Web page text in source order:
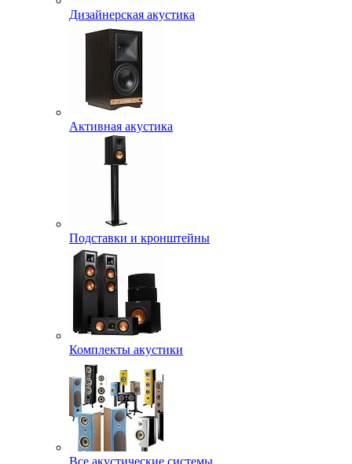
Дизайнерская акустика
Активная акустика
Подставки и кронштейны
Комплекты акустики